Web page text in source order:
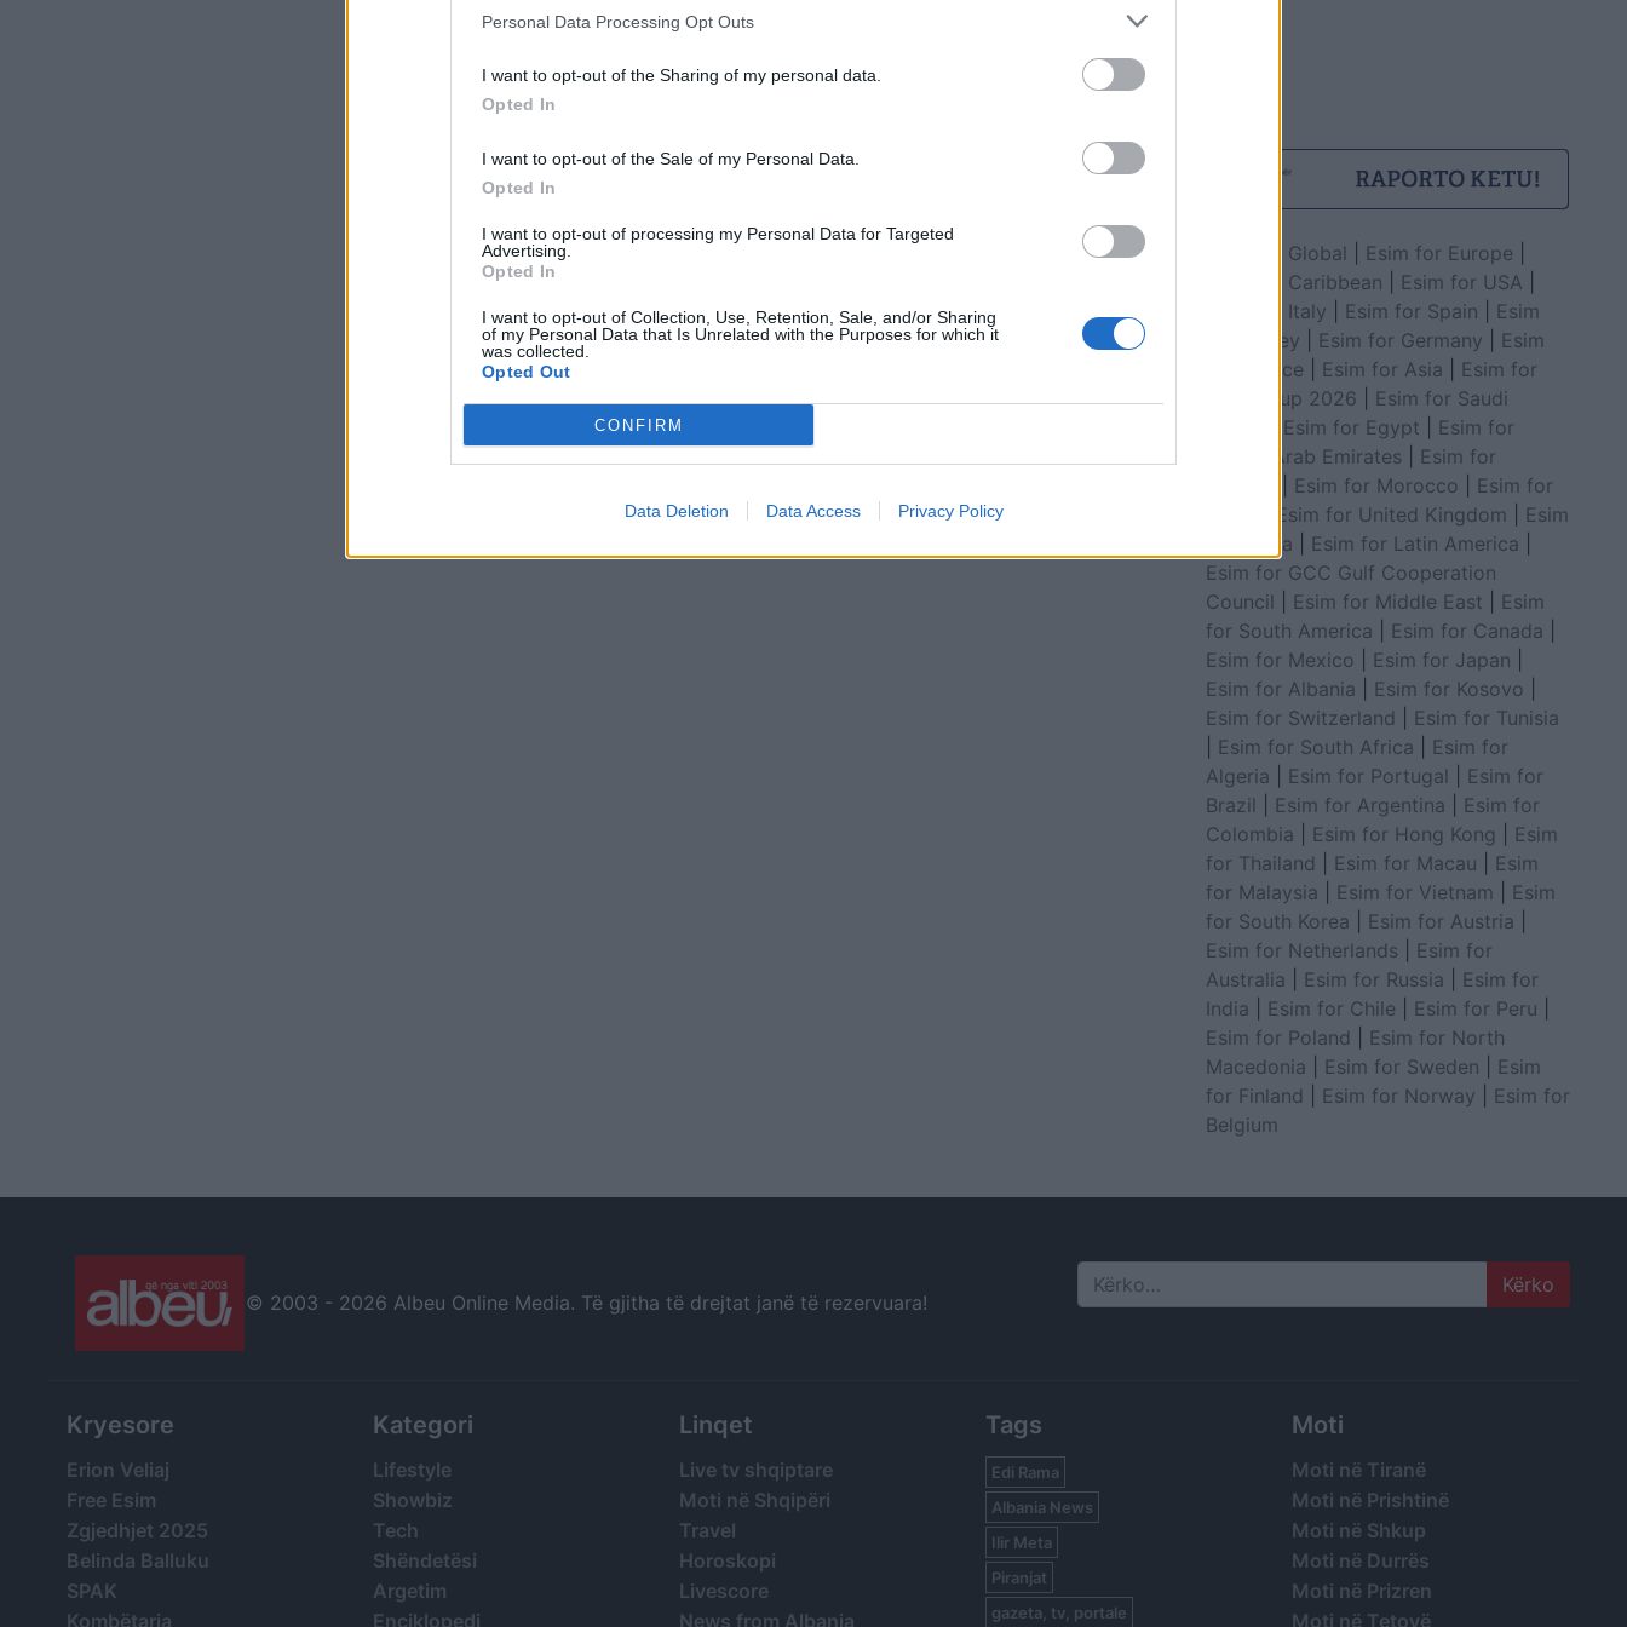
Personal Data Processing Opt Outs
I want to opt-out of the Sharing of my personal data.
Opted In
I want to opt-out of the Sale of my Personal Data.
Opted In
I want to opt-out of processing my Personal Data for Targeted
Advertising.
Opted In
I want to opt-out of Collection, Use, Retention, Sale, and/or Sharing
of my Personal Data that Is Unrelated with the Purposes for which it
was collected.
Opted Out
CONFIRM
Data Deletion Data Access Privacy Policy
Esim for Global Esim for Europe
Esim for Caribbean
Esim for USA
Esim for Italy
Esim for Spain
Esim
for Turkey
Esim for Germany
Esim
for Greece
Esim for Asia
Esim for
World Cup 2026
Esim for Saudi
Esim for Egypt
Esim for
United Arab Emirates
Esim for
Esim for Morocco
Esim for
Esim for United Kingdom
Esim
for Africa
Esim for Latin America
Esim for GCC Gulf Cooperation
Council
Esim for Middle East
Esim
for South America
Esim for Canada
Esim for Mexico
Esim for Japan
Esim for Albania
Esim for Kosovo
Esim for Switzerland
Esim for Tunisia
Esim for South Africa
Esim for
Algeria
Esim for Portugal
Esim for
Brazil
Esim for Argentina
Esim for
Colombia
Esim for Hong Kong
Esim
for Thailand
Esim for Macau
Esim
for Malaysia
Esim for Vietnam
Esim
for South Korea
Esim for Austria
Esim for Netherlands
Esim for
Australia
Esim for Russia
Esim for
India
Esim for Chile Esim for Peru
Esim for Poland
Esim for North
Macedonia
Esim for Sweden
Esim
for Finland
Esim for Norway
Esim for
Belgium
© 2003 - 2026 Albeu Online Media. Të gjitha të drejtat janë të rezervuara! Search
Kryesore
Erion Veliaj
Free Esim
Zgjedhjet 2025
Belinda Balluku
SPAK
Kombëtarja
Kategori
Lifestyle
Showbiz
Tech
Shëndetësi
Argetim
Enciklopedi
Linqet
Live tv shqiptare
Moti në Shqipëri
Travel
Horoskopi
Livescore
News from Albania
Tags
Edi Rama
Albania News
Ilir Meta
Piranjat
gazeta, tv, portale
Moti
Moti në Tiranë
Moti në Prishtinë
Moti në Shkup
Moti në Durrës
Moti në Prizren
Moti në Tetovë